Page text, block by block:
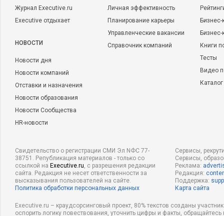
Журнал Executive.ru
Executive отдыхает
НОВОСТИ
Новости дня
Новости компаний
Отставки и назначения
Новости образования
Новости Сообщества
HR-новости
Личная эффективность
Планирование карьеры
Управленческие вакансии
Справочник компаний
Бизнес-
Книги
Тесты
Видео
Свидетельство о регистрации СМИ Эл NФС 77-
38751. Републикация материалов - только со
ссылкой на Executive.ru, с разрешения редакции
сайта. Редакция не несет ответственности за
высказывания пользователей на сайте.
Политика обработки персональных данных
Сервисы,
Сервисы,
Реклама:
Редакция:
Поддержка:
Карта сайта
Executive.ru – краудсорсинговый проект, 80% текстов созданы
оспорить логику повествования, уточнить цифры и факты,